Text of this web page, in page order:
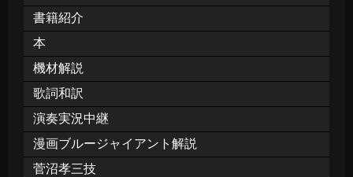
書籍紹介
本
機材解説
歌詞和訳
演奏実況中継
漫画ブルージャイアント解説
菅沼孝三技